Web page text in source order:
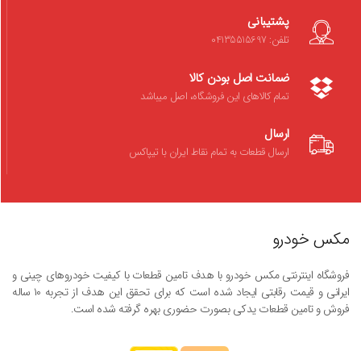
پشتیبانی
تلفن: 04135515697
ضمانت اصل بودن کالا
تمام کالاهای این فروشگاه، اصل میباشد
ارسال
ارسال قطعات به تمام نقاط ایران با تیپاکس
مکس خودرو
فروشگاه اینترنتی مکس خودرو با هدف تامین قطعات با کیفیت خودروهای چینی و
ایرانی و قیمت رقابتی ایجاد شده است که برای تحقق این هدف از تجربه ۱۰ ساله
فروش و تامین قطعات یدکی بصورت حضوری بهره گرفته شده است.